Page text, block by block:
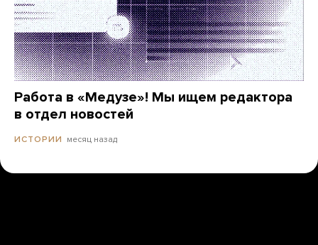
Работа в «Медузе»! Мы ищем редактора
в отдел новостей
ИСТОРИИ месяц назад